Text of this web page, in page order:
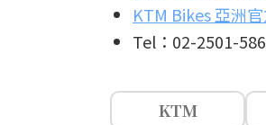
KTM Bikes 亞洲
Tel：02-2501-
KTM